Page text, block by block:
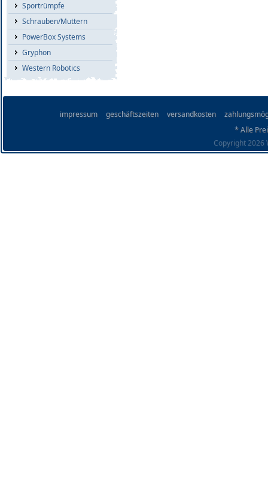
Sportrümpfe
Schrauben/Muttern
PowerBox Systems
Gryphon
Western Robotics
impressum geschäftszeiten versandkosten
* Alle
Copyright 2026